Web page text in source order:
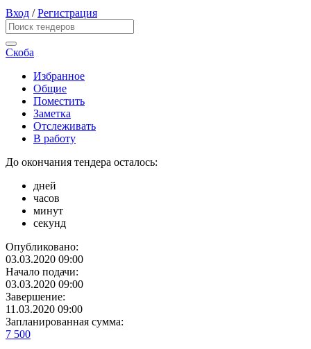
Вход /Регистрация
Скоба
Избранное
Общие
Поместить
Заметка
Отслеживать
В работу
До окончания тендера осталось:
дней
часов
минут
секунд
Опубликовано:
03.03.2020 09:00
Начало подачи:
03.03.2020 09:00
Завершение:
11.03.2020 09:00
Запланированная сумма:
7 500